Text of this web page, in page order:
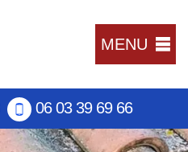
MENU
06 03 39 69 66